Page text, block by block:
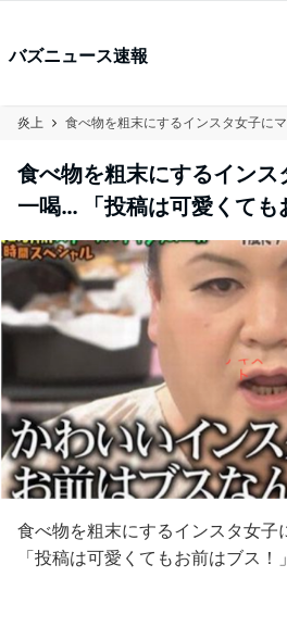
バズニュース速報
炎上
食べ物を粗末にするインス
一喝… 「投稿は可愛くても
食べ物を粗末にするインスタ女
「投稿は可愛くてもお前はブス！」